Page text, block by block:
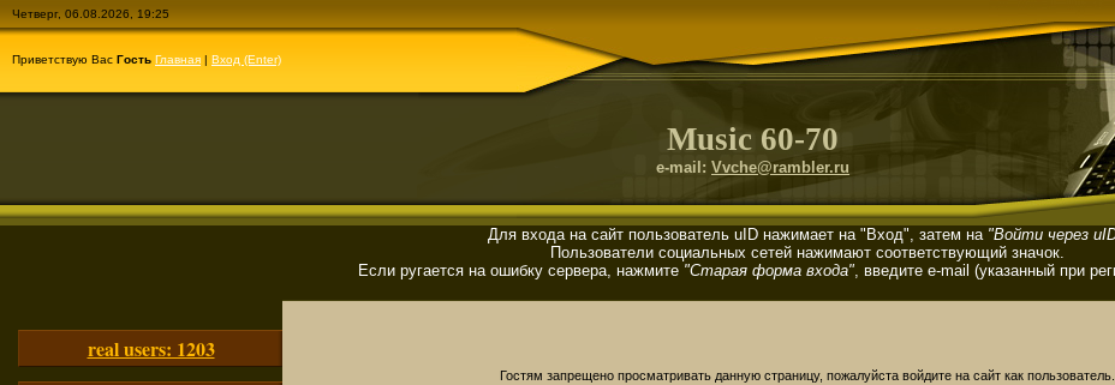
Четверг, 06.08.2026, 19:25
Приветствую Вас Гость Главная | Вход (Enter)
Music 60-70
e-mail: Vvche@rambler.ru
Для входа на сайт пользователь uID нажимает на "Вход", затем на "Войти через
Пользователи социальных сетей нажимают соответствующий значок.
Если ругается на ошибку сервера, нажмите "Старая форма входа", введите e-mail (указанный при
real users: 1203
Гостям запрещено просматривать данную страницу, пожалуйста войдите на сайт как пользователь.